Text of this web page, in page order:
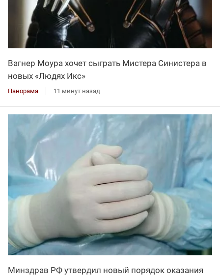
Вагнер Моура хочет сыграть Мистера Синистера в
новых «Людях Икс»
Панорама 11 минут назад
Минздрав РФ утвердил новый порядок оказания